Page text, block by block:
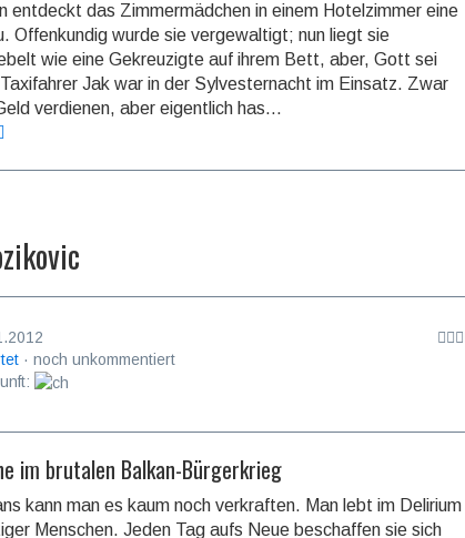
entdeckt das Zimmermädchen in einem Hotelzimmer eine
Offenkundig wurde sie vergewaltigt; nun liegt sie
wie eine Gekreuzigte auf ihrem Bett, aber, Gott sei
Jak war in der Sylvesternacht im Einsatz. Zwar
verdienen, aber eigentlich has...
· noch unkommentiert
im brutalen Balkan-Bürgerkrieg
kann man es kaum noch verkraften. Man lebt im Delirium
Menschen. Jeden Tag aufs Neue beschaffen sie sich